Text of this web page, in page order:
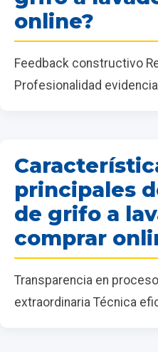
online?
Feedback constructivo
Profesionalidad
principales
de grifo a
comprar
Transparencia en
extraordinaria Técnica